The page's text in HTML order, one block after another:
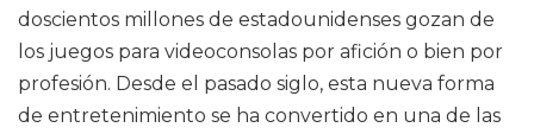
doscientos millones de estadounidenses gozan de
los juegos para videoconsolas por afición o bien por
profesión. Desde el pasado siglo, esta nueva forma
de entretenimiento se ha convertido en una de las